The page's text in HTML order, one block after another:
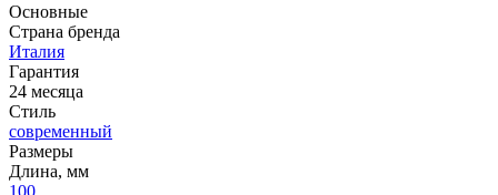
Основные
Страна бренда
Италия
Гарантия
24 месяца
Стиль
современный
Размеры
Длина, мм
100